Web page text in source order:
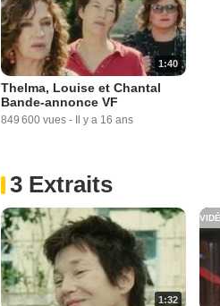
1:40
Thelma, Louise et Chantal
Bande-annonce VF
849 600 vues - Il y a 16 ans
3 Extraits
1:32